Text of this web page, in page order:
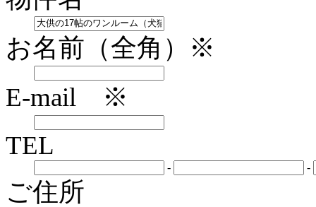
お名前（全角）※
E-mail ※
TEL
- -
ご住所